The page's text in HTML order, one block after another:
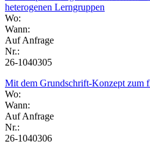
heterogenen Lerngruppen
Wo:
Wann:
Auf Anfrage
Nr.:
26-1040305
Mit dem Grundschrift-Konzept zum
Wo:
Wann:
Auf Anfrage
Nr.:
26-1040306